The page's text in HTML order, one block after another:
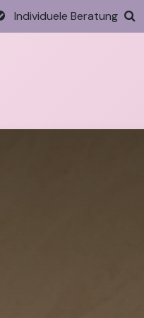
Individuele Beratung